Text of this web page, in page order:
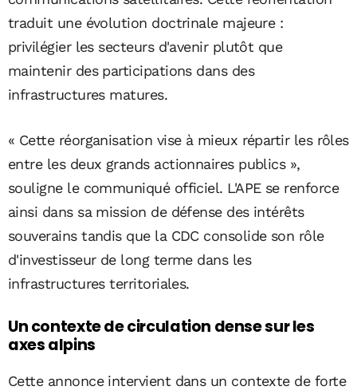
traduit une évolution doctrinale majeure :
privilégier les secteurs d'avenir plutôt que
maintenir des participations dans des
infrastructures matures.
« Cette réorganisation vise à mieux répartir les rôles
entre les deux grands actionnaires publics »,
souligne le communiqué officiel. L'APE se renforce
ainsi dans sa mission de défense des intérêts
souverains tandis que la CDC consolide son rôle
d'investisseur de long terme dans les
infrastructures territoriales.
Un contexte de circulation dense sur les
axes alpins
Cette annonce intervient dans un contexte de forte